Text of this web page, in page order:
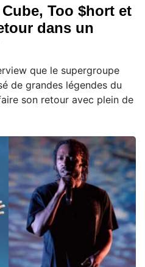
Too $hort et
dans un
que le supergroupe
de grandes légendes du
son retour avec plein de